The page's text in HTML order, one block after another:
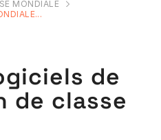
MONDIALE
de
de classe